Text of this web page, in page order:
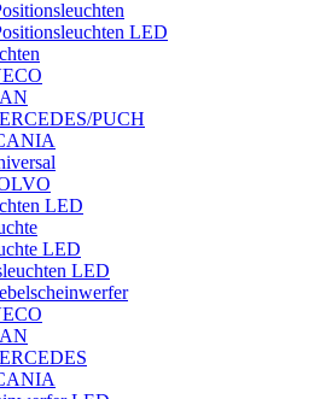
LED
PUCH
LED
LED
LED